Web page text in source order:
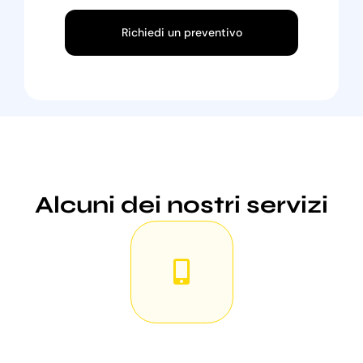
Richiedi un preventivo
Alcuni dei nostri servizi